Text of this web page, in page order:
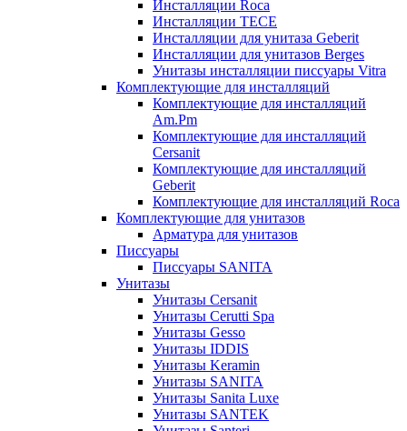
Инсталляции Roca
Инсталляции TECE
Инсталляции для унитаза Geberit
Инсталляции для унитазов Berges
Унитазы инсталляции писсуары Vitra
Комплектующие для инсталляций
Комплектующие для инсталляций
Am.Pm
Комплектующие для инсталляций
Cersanit
Комплектующие для инсталляций
Geberit
Комплектующие для инсталляций Roca
Комплектующие для унитазов
Арматура для унитазов
Писсуары
Писсуары SANITA
Унитазы
Унитазы Cersanit
Унитазы Cerutti Spa
Унитазы Gesso
Унитазы IDDIS
Унитазы Keramin
Унитазы SANITA
Унитазы Sanita Luxe
Унитазы SANTEK